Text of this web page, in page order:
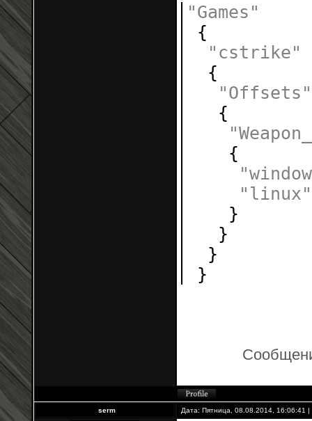
"Games"
{
"cstrike"
{
"Offsets"
{
{
"linux"
}
}
}
}
serm Дата: Пятница, 08.08.2014, 16:06:41